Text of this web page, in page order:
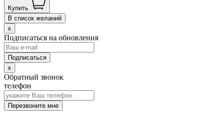
Купить
В список желаний
x
Подписаться на обновления
x
Обратный звонок
телефон
Перезвоните мне